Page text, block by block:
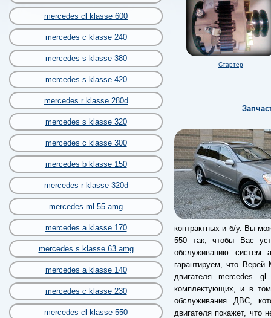
mercedes cl klasse 600
mercedes c klasse 240
mercedes s klasse 380
mercedes s klasse 420
mercedes r klasse 280d
mercedes s klasse 320
mercedes c klasse 300
mercedes b klasse 150
mercedes r klasse 320d
mercedes ml 55 amg
mercedes a klasse 170
mercedes s klasse 63 amg
mercedes a klasse 140
mercedes c klasse 230
mercedes cl klasse 550
Стартер
контрактных и б/у. Вы
550 так, чтобы Вас
обслуживанию
гарантируем, что Верей
двигателя mercedes
комплектующих, и в том
обслуживания ДВС,
двигателя покажет, что